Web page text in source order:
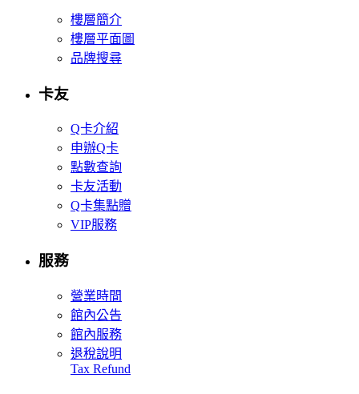
樓層簡介
樓層平面圖
品牌搜尋
卡友
Q卡介紹
申辦Q卡
點數查詢
卡友活動
Q卡集點贈
VIP服務
服務
營業時間
館內公告
館內服務
退稅說明
Tax Refund